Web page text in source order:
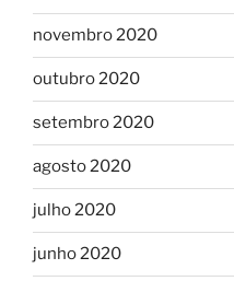
novembro 2020
outubro 2020
setembro 2020
agosto 2020
julho 2020
junho 2020